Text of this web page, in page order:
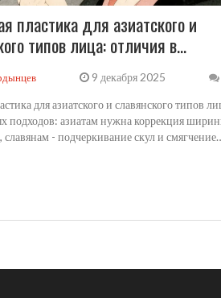
пластика для азиатского и
типов лица: отличия в
и техниках 9 декабря 2025
для азиатского и славянского типов
подходов: азиатам нужна коррекция
славянам - подчеркивание скул и смягчение